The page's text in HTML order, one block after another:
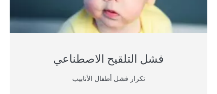
فشل التلقيح الاصطناعي
تكرار فشل أطفال الأنابيب